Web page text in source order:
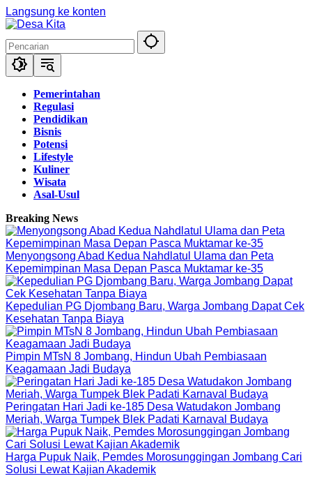
Langsung ke konten
Pemerintahan
Regulasi
Pendidikan
Bisnis
Potensi
Lifestyle
Kuliner
Wisata
Asal-Usul
Breaking News
Menyongsong Abad Kedua Nahdlatul Ulama dan Peta
Kepemimpinan Masa Depan Pasca Muktamar ke-35
Kepedulian PG Djombang Baru, Warga Jombang Dapat Cek
Kesehatan Tanpa Biaya
Pimpin MTsN 8 Jombang, Hindun Ubah Pembiasaan
Keagamaan Jadi Budaya
Peringatan Hari Jadi ke-185 Desa Watudakon Jombang
Meriah, Warga Tumpek Blek Padati Karnaval Budaya
Harga Pupuk Naik, Pemdes Morosunggingan Jombang Cari
Solusi Lewat Kajian Akademik